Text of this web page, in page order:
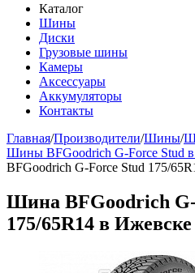
Каталог
Шины
Диски
Грузовые шины
Камеры
Аксессуары
Аккумуляторы
Контакты
Главная/Производители/Шины/
Шины BFGoodrich G-Force Stud
BFGoodrich G-Force Stud 175/
Шина BFGoodrich
175/65R14 в Ижевске